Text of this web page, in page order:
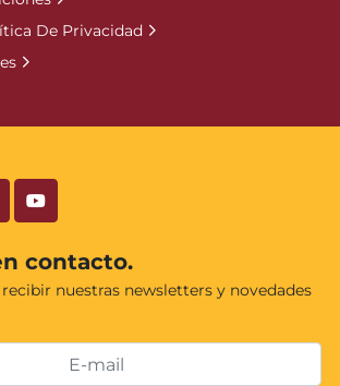
youtube
contacto.
nuestras newsletters y novedades
De Privacidad